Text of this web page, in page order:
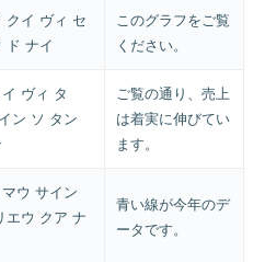
クイ ヴィ セ
ド ナイ
このグラフをご覧
ください。
ヴィ タ
ン ソ タン
ご覧の通り、売上
は着実に伸びてい
ます。
マウ サイン
エウ クア ナ
青い線が今年のデ
ータです。